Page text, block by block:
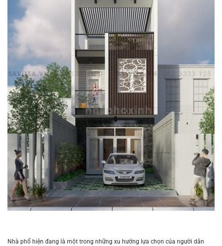
Nhà phố hiện đang là một trong những xu hướng lựa chọn của người dân